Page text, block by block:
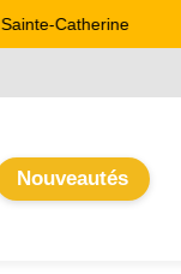
Catherine
Nouveautés